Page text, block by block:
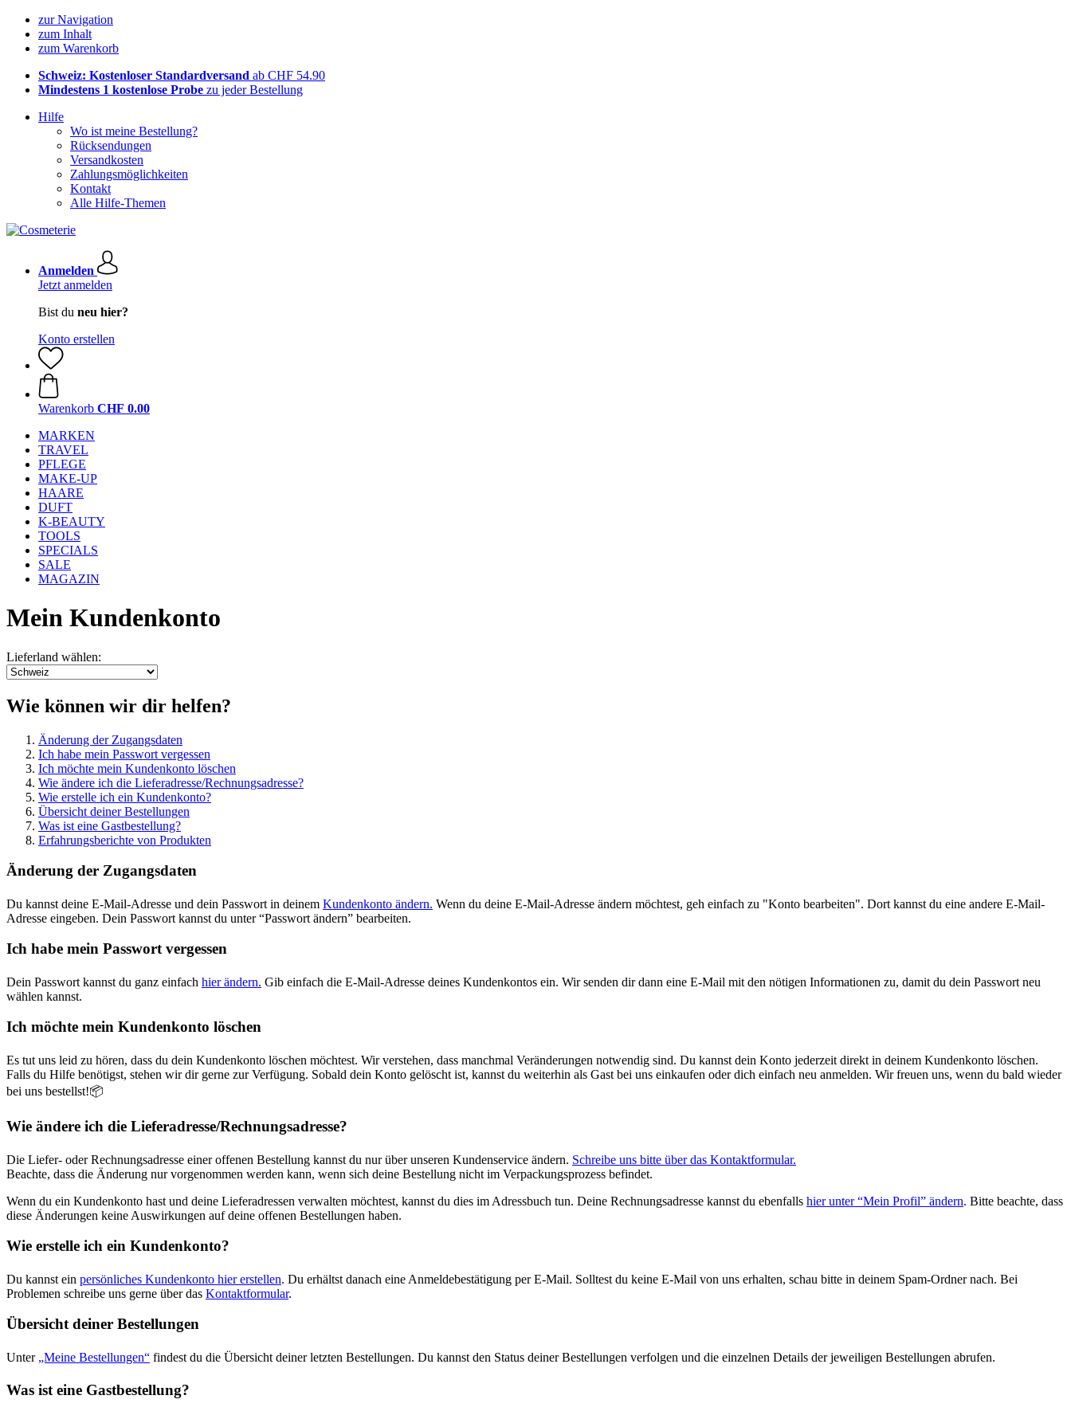
zur Navigation
zum Inhalt
zum Warenkorb
Schweiz: Kostenloser Standardversand ab CHF 54.90
Mindestens 1 kostenlose Probe zu jeder Bestellung
Hilfe
Wo ist meine Bestellung?
Rücksendungen
Versandkosten
Zahlungsmöglichkeiten
Kontakt
Alle Hilfe-Themen
Anmelden
Jetzt anmelden
Bist du neu hier?
Konto erstellen
Warenkorb CHF 0.00
MARKEN
TRAVEL
PFLEGE
MAKE-UP
HAARE
DUFT
K-BEAUTY
TOOLS
SPECIALS
SALE
MAGAZIN
Mein Kundenkonto
Lieferland wählen:
Wie können wir dir helfen?
Änderung der Zugangsdaten
Ich habe mein Passwort vergessen
Ich möchte mein Kundenkonto löschen
Wie ändere ich die Lieferadresse/Rechnungsadresse?
Wie erstelle ich ein Kundenkonto?
Übersicht deiner Bestellungen
Was ist eine Gastbestellung?
Erfahrungsberichte von Produkten
Änderung der Zugangsdaten
Du kannst deine E-Mail-Adresse und dein Passwort in deinem Kundenkonto ändern. Wenn du deine E-Mail-Adresse ändern möchtest, geh einfach zu "Konto bearbeiten". Dort kannst du eine andere E-Mail-
Adresse eingeben. Dein Passwort kannst du unter “Passwort ändern” bearbeiten.
Ich habe mein Passwort vergessen
Dein Passwort kannst du ganz einfach hier ändern. Gib einfach die E-Mail-Adresse deines Kundenkontos ein. Wir senden dir dann eine E-Mail mit den nötigen Informationen zu, damit du dein Passwort neu
wählen kannst.
Ich möchte mein Kundenkonto löschen
Es tut uns leid zu hören, dass du dein Kundenkonto löschen möchtest. Wir verstehen, dass manchmal Veränderungen notwendig sind. Du kannst dein Konto jederzeit direkt in deinem Kundenkonto löschen.
Falls du Hilfe benötigst, stehen wir dir gerne zur Verfügung. Sobald dein Konto gelöscht ist, kannst du weiterhin als Gast bei uns einkaufen oder dich einfach neu anmelden. Wir freuen uns, wenn du bald wieder
bei uns bestellst!📦
Wie ändere ich die Lieferadresse/Rechnungsadresse?
Die Liefer- oder Rechnungsadresse einer offenen Bestellung kannst du nur über unseren Kundenservice ändern. Schreibe uns bitte über das Kontaktformular.
Beachte, dass die Änderung nur vorgenommen werden kann, wenn sich deine Bestellung nicht im Verpackungsprozess befindet.
Wenn du ein Kundenkonto hast und deine Lieferadressen verwalten möchtest, kannst du dies im Adressbuch tun. Deine Rechnungsadresse kannst du ebenfalls hier unter “Mein Profil” ändern. Bitte beachte, dass
diese Änderungen keine Auswirkungen auf deine offenen Bestellungen haben.
Wie erstelle ich ein Kundenkonto?
Du kannst ein persönliches Kundenkonto hier erstellen. Du erhältst danach eine Anmeldebestätigung per E-Mail. Solltest du keine E-Mail von uns erhalten, schau bitte in deinem Spam-Ordner nach. Bei
Problemen schreibe uns gerne über das Kontaktformular.
Übersicht deiner Bestellungen
Unter „Meine Bestellungen“ findest du die Übersicht deiner letzten Bestellungen. Du kannst den Status deiner Bestellungen verfolgen und die einzelnen Details der jeweiligen Bestellungen abrufen.
Was ist eine Gastbestellung?